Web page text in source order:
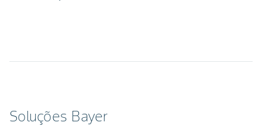
Soluções Bayer